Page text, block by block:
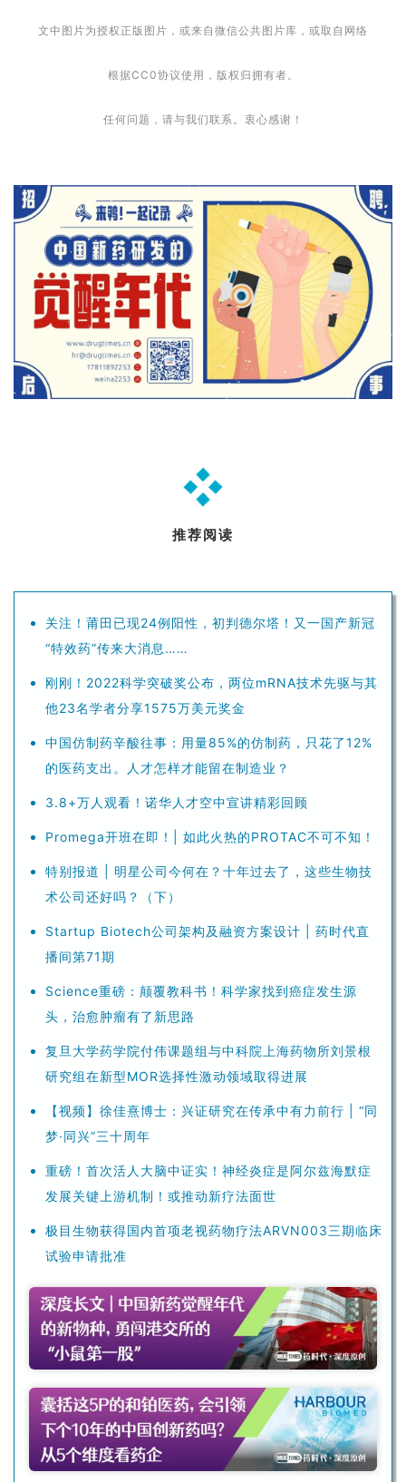
文中图片为授权正版图片，或来自微信公共图片库，或取自网络
根据CC0协议使用，版权归拥有者。
任何问题，请与我们联系。衷心感谢！
推荐阅读
关注！莆田已现24例阳性，初判德尔塔！又一国产新冠
“特效药”传来大消息……
刚刚！2022科学突破奖公布，两位mRNA技术先驱与其
他23名学者分享1575万美元奖金
中国仿制药辛酸往事：用量85%的仿制药，只花了12%
的医药支出。人才怎样才能留在制造业？
3.8+万人观看！诺华人才空中宣讲精彩回顾
Promega开班在即！| 如此火热的PROTAC不可不知！
特别报道 | 明星公司今何在？十年过去了，这些生物技
术公司还好吗？（下）
Startup Biotech公司架构及融资方案设计 | 药时代直
播间第71期
Science重磅：颠覆教科书！科学家找到癌症发生源
头，治愈肿瘤有了新思路
复旦大学药学院付伟课题组与中科院上海药物所刘景根
研究组在新型MOR选择性激动领域取得进展
【视频】徐佳熹博士：兴证研究在传承中有力前行 | “同
梦·同兴”三十周年
重磅！首次活人大脑中证实！神经炎症是阿尔兹海默症
发展关键上游机制！或推动新疗法面世
极目生物获得国内首项老视药物疗法ARVN003三期临床
试验申请批准